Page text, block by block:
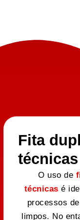
Fita
O uso de
técnicas é
processos
limpos. No